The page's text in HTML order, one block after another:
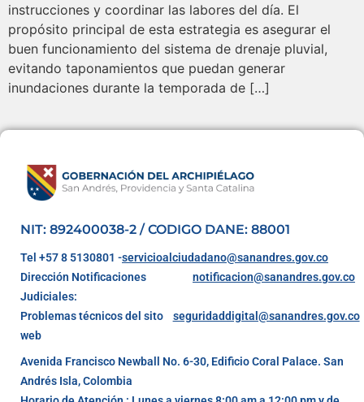
instrucciones y coordinar las labores del día. El
propósito principal de esta estrategia es asegurar el
buen funcionamiento del sistema de drenaje pluvial,
evitando taponamientos que puedan generar
inundaciones durante la temporada de […]
NIT: 892400038-2 / CODIGO DANE: 88001
Tel +57 8 5130801 -servicioalciudadano@sanandres.gov.co
Dirección Notificaciones
Judiciales:
notificacion@sanandres.gov.co
Problemas técnicos del sito
web
seguridaddigital@sanandres.gov.co
Avenida Francisco Newball No. 6-30, Edificio Coral Palace. San
Andrés Isla, Colombia